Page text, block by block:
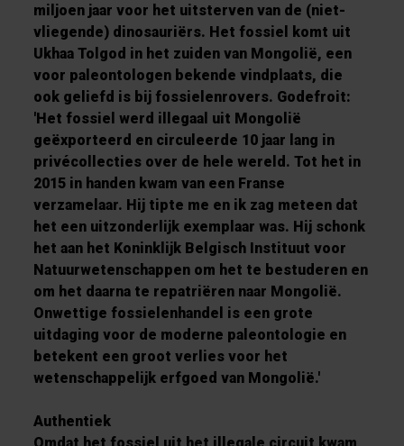
miljoen jaar voor het uitsterven van de (niet-
vliegende) dinosauriërs. Het fossiel komt uit
Ukhaa Tolgod in het zuiden van Mongolië, een
voor paleontologen bekende vindplaats, die
ook geliefd is bij fossielenrovers. Godefroit:
'Het fossiel werd illegaal uit Mongolië
geëxporteerd en circuleerde 10 jaar lang in
privécollecties over de hele wereld. Tot het in
2015 in handen kwam van een Franse
verzamelaar. Hij tipte me en ik zag meteen dat
het een uitzonderlijk exemplaar was. Hij schonk
het aan het Koninklijk Belgisch Instituut voor
Natuurwetenschappen om het te bestuderen en
om het daarna te repatriëren naar Mongolië.
Onwettige fossielenhandel is een grote
uitdaging voor de moderne paleontologie en
betekent een groot verlies voor het
wetenschappelijk erfgoed van Mongolië.'
Authentiek
Omdat het fossiel uit het illegale circuit kwam,